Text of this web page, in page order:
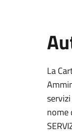
La
nome